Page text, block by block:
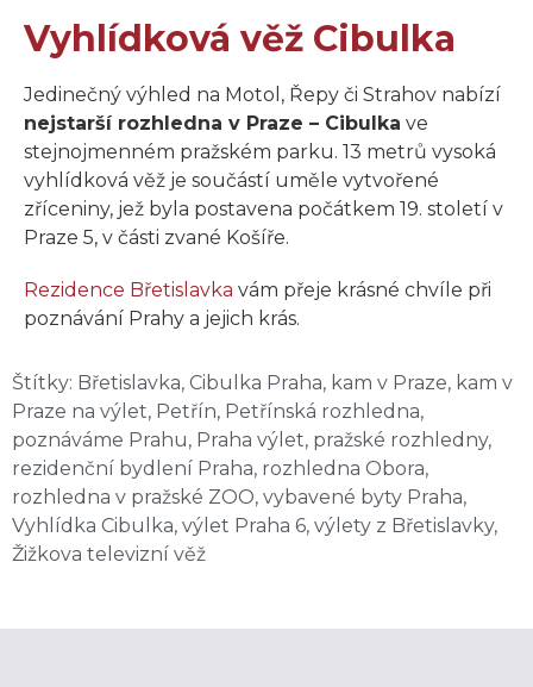
Vyhlídková věž Cibulka
Jedinečný výhled na Motol, Řepy či Strahov nabízí
nejstarší rozhledna v Praze – Cibulka ve
stejnojmenném pražském parku. 13 metrů vysoká
vyhlídková věž je součástí uměle vytvořené
zříceniny, jež byla postavena počátkem 19. století v
Praze 5, v části zvané Košíře.
Rezidence Břetislavka vám přeje krásné chvíle při
poznávání Prahy a jejich krás.
Štítky: Břetislavka, Cibulka Praha, kam v Praze, kam v
Praze na výlet, Petřín, Petřínská rozhledna,
poznáváme Prahu, Praha výlet, pražské rozhledny,
rezidenční bydlení Praha, rozhledna Obora,
rozhledna v pražské ZOO, vybavené byty Praha,
Vyhlídka Cibulka, výlet Praha 6, výlety z Břetislavky,
Žižkova televizní věž